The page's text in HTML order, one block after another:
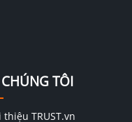
TÔI
thiệu TRUST.vn